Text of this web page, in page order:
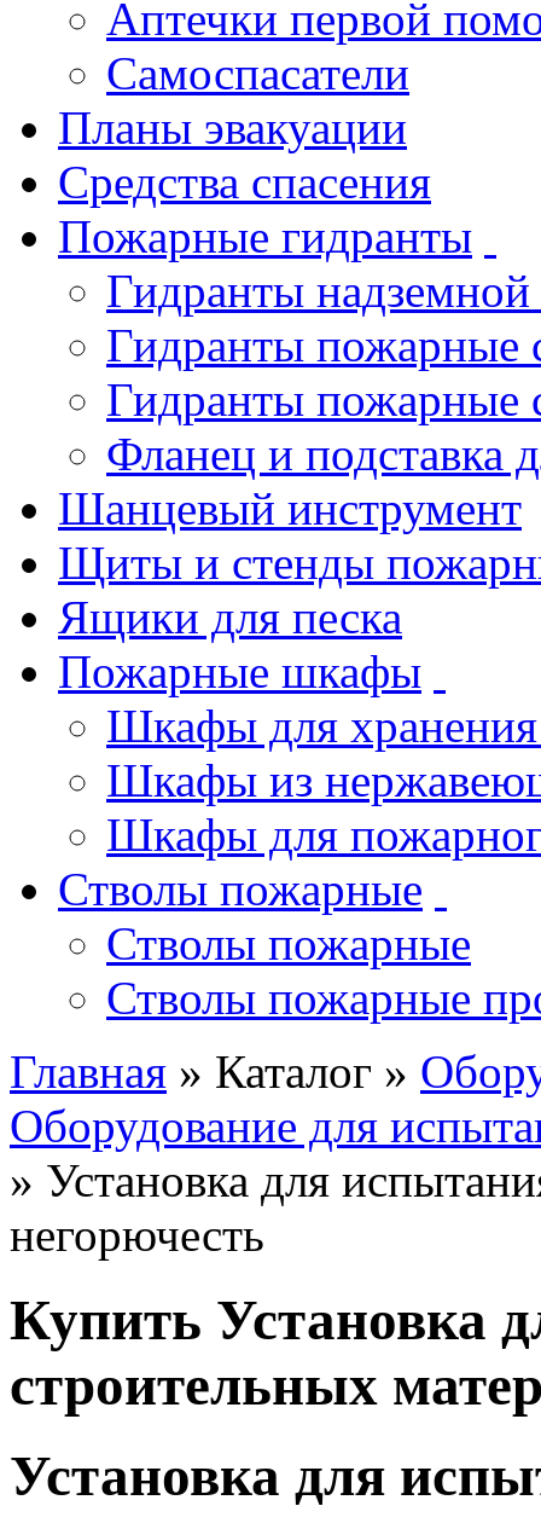
Аптечки первой
Самоспасатели
Планы эвакуации
Средства спасения
Пожарные гидранты
Гидранты
Гидранты пожарные
Гидранты пожарные
Фланец и подставка
Шанцевый инструмент
Щиты и стенды
Ящики для песка
Пожарные шкафы
Шкафы для хранения
Шкафы из
Шкафы для
Стволы пожарные
Стволы пожарные
Стволы пожарные
Главная » Каталог »
Оборудование для
» Установка для
негорючесть
Купить Установка
строительных
Установка для